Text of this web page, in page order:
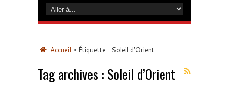
Accueil » Étiquette : Soleil d’Orient
Tag archives : Soleil d’Orient